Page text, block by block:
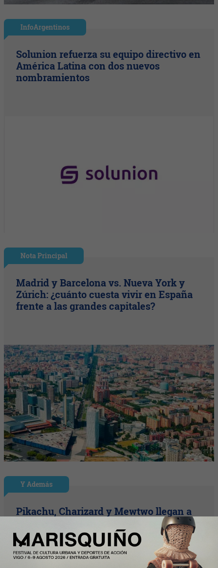
InfoArgentinos
Solunion refuerza su equipo directivo en
América Latina con dos nuevos
nombramientos
Nota Principal
Madrid y Barcelona vs. Nueva York y
Zúrich: ¿cuánto cuesta vivir en España
frente a las grandes capitales?
Y Además
Pikachu, Charizard y Mewtwo llegan a
colección de Pokémon